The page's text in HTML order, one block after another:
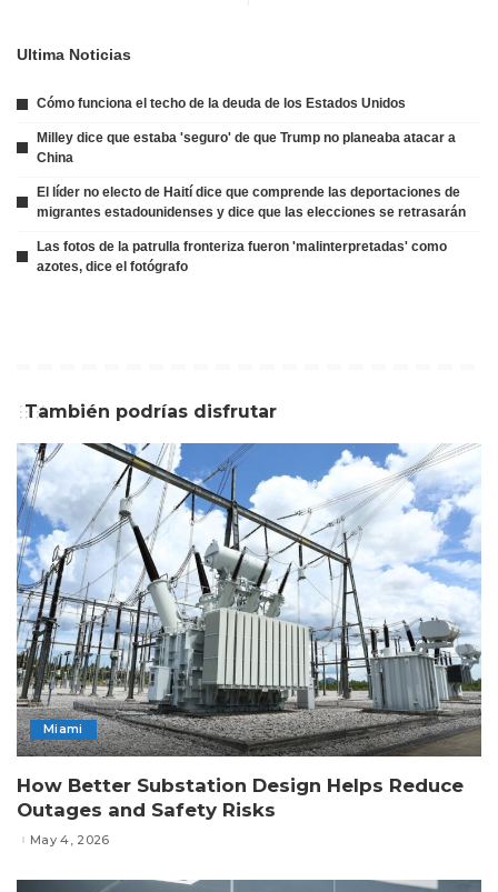
Ultima Noticias
Cómo funciona el techo de la deuda de los Estados Unidos
Milley dice que estaba 'seguro' de que Trump no planeaba atacar a
China
El líder no electo de Haití dice que comprende las deportaciones de
migrantes estadounidenses y dice que las elecciones se retrasarán
Las fotos de la patrulla fronteriza fueron 'malinterpretadas' como
azotes, dice el fotógrafo
También podrías disfrutar
Miami
How Better Substation Design Helps Reduce
Outages and Safety Risks
May 4, 2026